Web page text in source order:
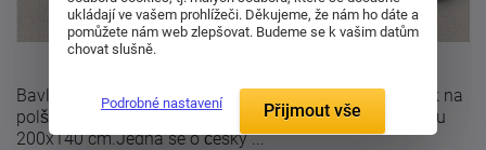
Bavlněné ložní povlečení - BikerBalení obsahuje: povlak na
polštář o rozměru 70x90 cm + povlak na peřinu rozměru
200x140 cm.Jedná se o český ...
ukládají ve vašem prohlížeči. Děkujeme, že nám ho dáte a
pomůžete nám web zlepšovat. Budeme se k vašim datům
chovat slušně.
Podrobné nastavení Přijmout vše